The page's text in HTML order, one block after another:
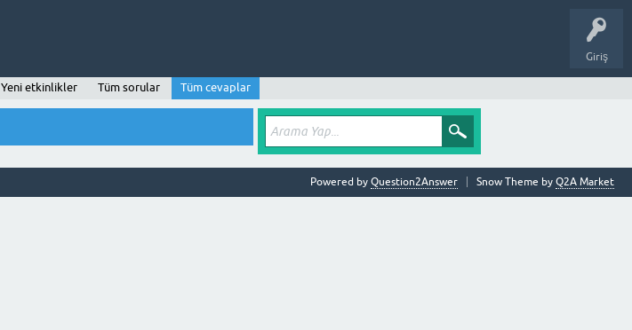
Giriş
Yeni etkinlikler Tüm sorular Tüm cevaplar
Snow Theme by Q2A Market
Powered by Question2Answer